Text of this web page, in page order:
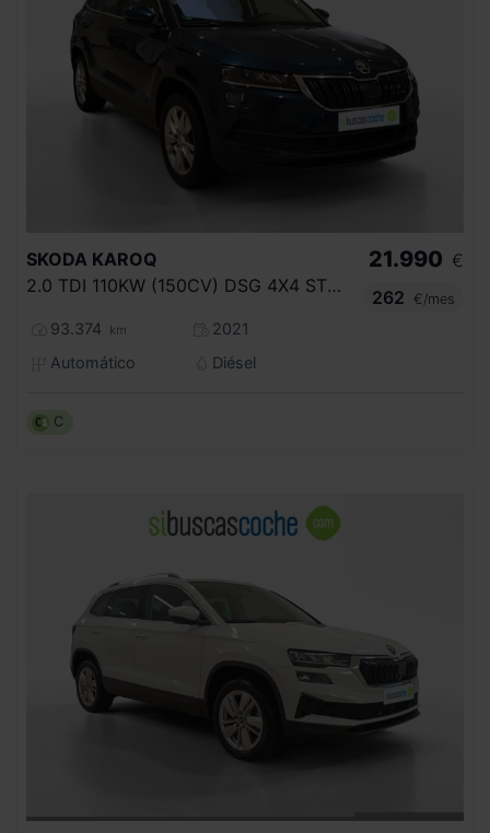
SKODA KAROQ
2.0 TDI 110KW (150CV) DSG 4X4 STYLE
93.374 km
2021
Automático
Diésel
21.990 €
262
€/mes
C